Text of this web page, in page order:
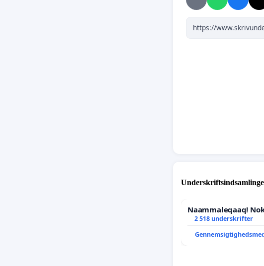
Naammaleqaaq!
2 518 underskrifter